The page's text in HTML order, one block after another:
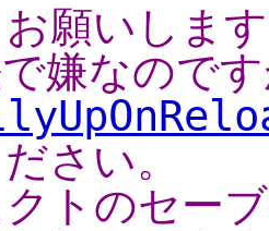
願いしま
嫌なので
さい。
トのセー